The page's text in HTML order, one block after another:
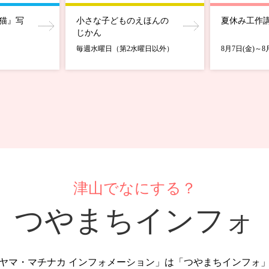
』写
小さな子どものえほんの
じかん
毎週水曜日（第2水曜日以外）
夏休み工作
8月7日(金)～8
津山でなにする？
つやまちインフォ
マ・マチナカ インフォメーション」は「つやまちインフォ」